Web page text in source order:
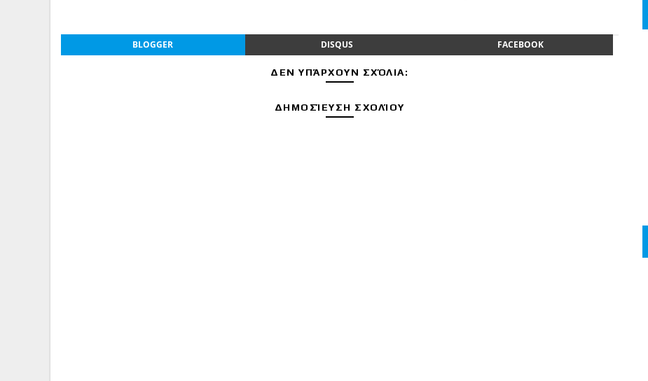
BLOGGER DISQUS FACEBOOK
ΔΕΝ ΥΠΆΡΧΟΥΝ ΣΧΌΛΙΑ:
ΔΗΜΟΣΊΕΥΣΗ ΣΧΟΛΊΟΥ